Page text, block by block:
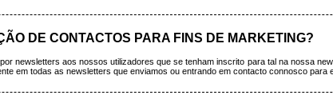
DE CONTACTOS PARA FINS DE MARKETING?
newsletters aos nossos utilizadores que se tenham inscrito para tal na nossa
em todas as newsletters que enviamos ou entrando em contacto connosco para